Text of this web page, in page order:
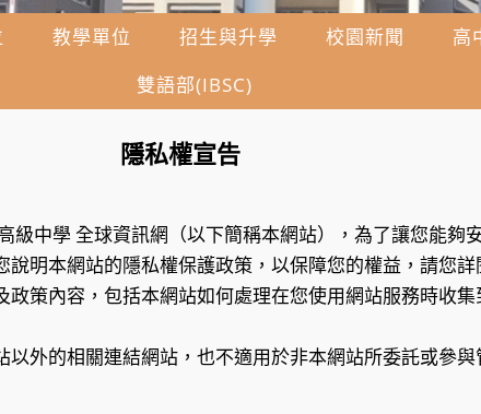
教學單位 招生與升學 校園新聞 高
雙語部(IBSC)
隱私權宣告
級中學 全球資訊網（以下簡稱本網站），為了讓您能夠
明本網站的隱私權保護政策，以保障您的權益，請您詳
政策內容，包括本網站如何處理在您使用網站服務時收
外的相關連結網站，也不適用於非本網站所委託或參與